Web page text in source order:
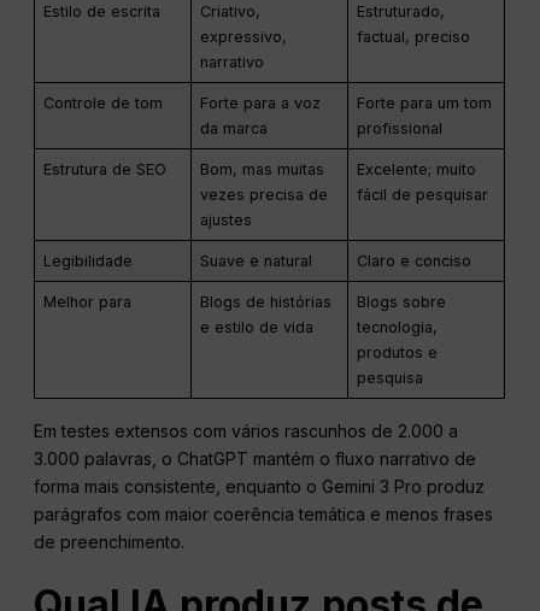
Estilo de escrita
Criativo,
expressivo,
narrativo
Estruturado,
factual, preciso
Controle de tom
Forte para a voz
da marca
Forte para um tom
profissional
Estrutura de SEO
Bom, mas muitas
vezes precisa de
ajustes
Excelente; muito
fácil de pesquisar
Legibilidade Suave e natural Claro e conciso
Melhor para
Blogs de histórias
e estilo de vida
Blogs sobre
tecnologia,
produtos e
pesquisa
Em testes extensos com vários rascunhos de 2.000 a
3.000 palavras, o ChatGPT mantém o fluxo narrativo de
forma mais consistente, enquanto o Gemini 3 Pro produz
parágrafos com maior coerência temática e menos frases
de preenchimento.